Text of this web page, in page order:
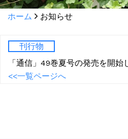
ホーム お知らせ
刊行物
「通信」49巻夏号の発売を開始
<<一覧ページへ